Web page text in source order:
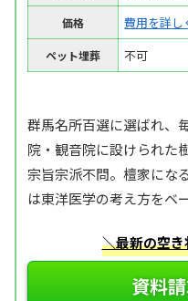
価格 費用を詳し
ペット埋葬 不可
群馬名所百選に選ばれ、
院・観音院に設けられた
宗旨宗派不問。檀家にな
は東洋医学の考え方をベ
＼最新の空
資料